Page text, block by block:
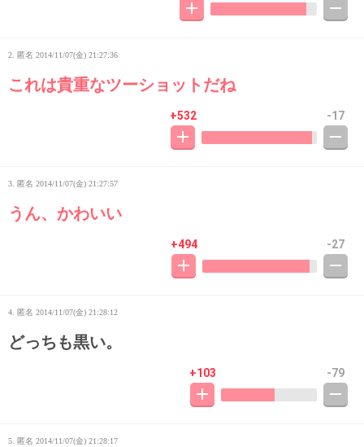
2. 匿名 2014/11/07(金) 21:27:36
これは貴重なツーショットだね
+532 -17
3. 匿名 2014/11/07(金) 21:27:57
うん、かわいい
+494 -27
4. 匿名 2014/11/07(金) 21:28:12
どっちも黒い。
+103 -79
5. 匿名 2014/11/07(金) 21:28:17